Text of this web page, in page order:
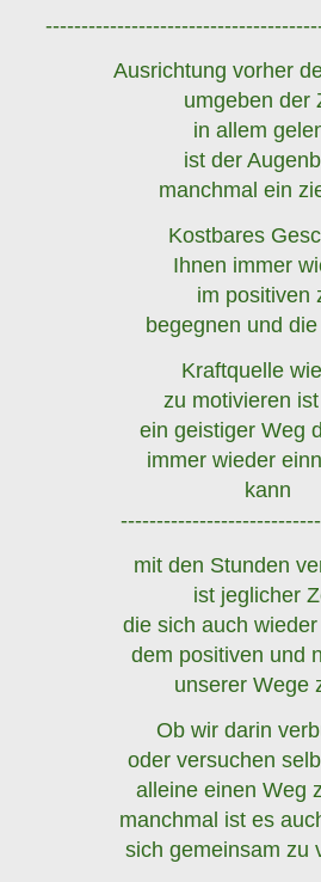
Ausrichtung vorher
umgeben der
in allem
ist der
manchmal ein
Kostbares
Ihnen immer
im positiven
begegnen und
Kraftquelle
zu motivieren
ein geistiger Weg
immer wieder
kann
mit den Stunden
ist jeglicher
die sich auch
dem positiven und
unserer Wege
Ob wir darin
oder versuchen
alleine einen Weg
manchmal ist es
sich gemeinsam zu